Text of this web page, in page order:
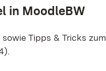
in MoodleBW
Tipps & Tricks zum